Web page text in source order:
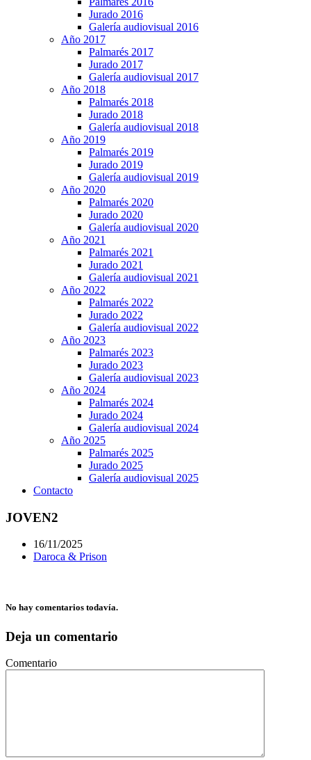
Jurado 2016
Galería audiovisual 2016
Año 2017
Palmarés 2017
Jurado 2017
Galería audiovisual 2017
Año 2018
Palmarés 2018
Jurado 2018
Galería audiovisual 2018
Año 2019
Palmarés 2019
Jurado 2019
Galería audiovisual 2019
Año 2020
Palmarés 2020
Jurado 2020
Galería audiovisual 2020
Año 2021
Palmarés 2021
Jurado 2021
Galería audiovisual 2021
Año 2022
Palmarés 2022
Jurado 2022
Galería audiovisual 2022
Año 2023
Palmarés 2023
Jurado 2023
Galería audiovisual 2023
Año 2024
Palmarés 2024
Jurado 2024
Galería audiovisual 2024
Año 2025
Palmarés 2025
Jurado 2025
Galería audiovisual 2025
Contacto
JOVEN2
16/11/2025
Daroca & Prison
No hay comentarios todavía.
Deja un comentario
Comentario